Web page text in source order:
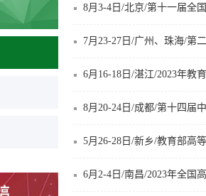
8月3-4日/北京/第十一届全
7月23-27日/广州、珠海/第
8月20-24日/成都/第十四届